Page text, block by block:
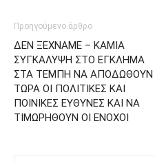
Προηγούμενο άρθρο
ΔΕΝ ΞΕΧΝΑΜΕ – ΚΑΜΙΑ
ΣΥΓΚΑΛΥΨΗ ΣΤΟ ΕΓΚΛΗΜΑ
ΣΤΑ ΤΕΜΠΗ ΝΑ ΑΠΟΔΩΘΟΥΝ
ΤΩΡΑ ΟΙ ΠΟΛΙΤΙΚΕΣ ΚΑΙ
ΠΟΙΝΙΚΕΣ ΕΥΘΥΝΕΣ ΚΑΙ ΝΑ
ΤΙΜΩΡΗΘΟΥΝ ΟΙ ΕΝΟΧΟΙ